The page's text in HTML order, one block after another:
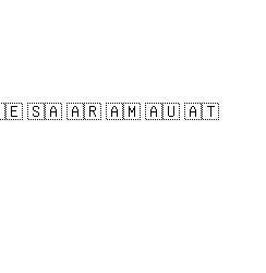
🇸🇦 🇦🇷 🇦🇲 🇦🇺 🇦🇹